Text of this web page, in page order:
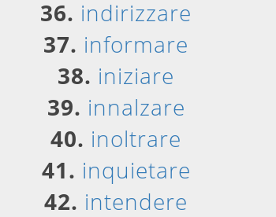
36. indirizzare
37. informare
38. iniziare
39. innalzare
40. inoltrare
41. inquietare
42. intendere